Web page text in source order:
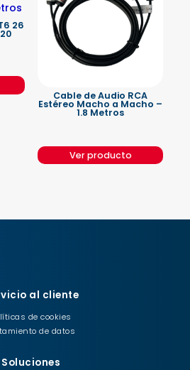
26
Cable de Audio RCA
Estéreo Macho a Macho –
1.8 Metros
Ver producto
al cliente
de cookies
de datos
Soluciones